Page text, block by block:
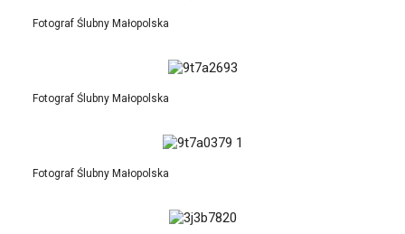
Fotograf Ślubny Małopolska
Fotograf Ślubny Małopolska
Fotograf Ślubny Małopolska